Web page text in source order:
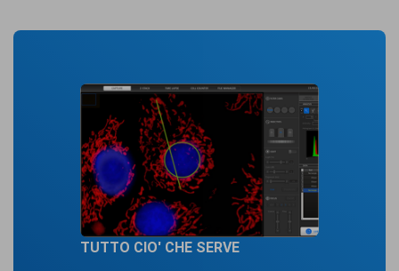
TUTTO CIO' CHE SERVE